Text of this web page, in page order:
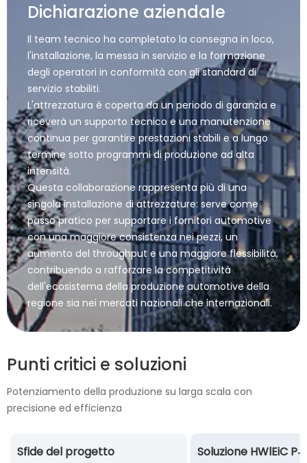
Dichiarazione aziendale
Il team tecnico ha completato la consegna in loco,
l'installazione, la messa in servizio e la formazione
degli operatori in conformità con gli standard di
servizio stabiliti.
L'attrezzatura è coperta da un periodo di garanzia e
riceverà un supporto tecnico e una manutenzione
continua per garantire prestazioni stabili e a lungo
termine sotto programmi di produzione ad alta
intensità.
Questa collaborazione rappresenta più di una
singola installazione di attrezzature: serve come
passo pratico per supportare i fornitori automotive
con una maggiore consistenza nei pezzi, un
aumento del throughput e una maggiore flessibilità,
contribuendo a rafforzare la competitività
dell'ecosistema della produzione automotive della
regione sia nei mercati nazionali che internazionali.
Punti critici e soluzioni
Potenziamento della produzione su larga scala con
precisione ed efficienza
Sfide del progetto Soluzione HWlEiC